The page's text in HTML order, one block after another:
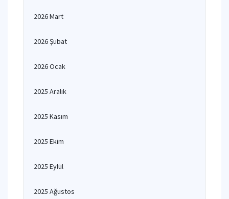
2026 Mart
2026 Şubat
2026 Ocak
2025 Aralık
2025 Kasım
2025 Ekim
2025 Eylül
2025 Ağustos